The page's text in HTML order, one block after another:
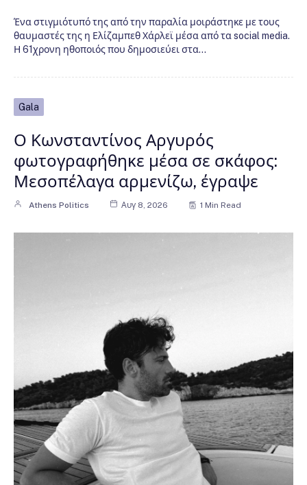
Ένα στιγμιότυπό της από την παραλία μοιράστηκε με τους
θαυμαστές της η Ελίζαμπεθ Χάρλεϊ μέσα από τα social media.
Η 61χρονη ηθοποιός που δημοσιεύει στα…
Gala
Ο Κωνσταντίνος Αργυρός
φωτογραφήθηκε μέσα σε σκάφος:
Μεσοπέλαγα αρμενίζω, έγραψε
Athens Politics Αυγ 8, 2026 1 Min Read